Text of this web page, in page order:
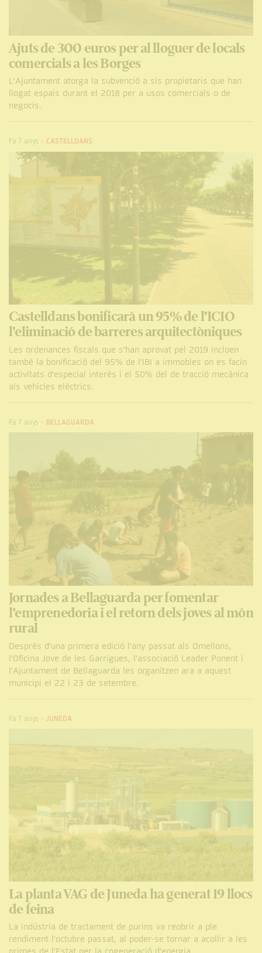
Ajuts de 300 euros per al lloguer de locals
comercials a les Borges
L'Ajuntament atorga la subvenció a sis propietaris que han
llogat espais durant el 2018 per a usos comercials o de
negocis.
Fa 7 anys - CASTELLDANS
Castelldans bonificarà un 95% de l'ICIO
l'eliminació de barreres arquitectòniques
Les ordenances fiscals que s'han aprovat pel 2019 incloen
també la bonificació del 95% de l'IBI a immobles on es facin
activitats d'especial interès i el 50% del de tracció mecànica
als vehicles elèctrics.
Fa 7 anys - BELLAGUARDA
Jornades a Bellaguarda per fomentar
l’emprenedoria i el retorn dels joves al món
rural
Després d'una primera edició l'any passat als Omellons,
l'Oficina Jove de les Garrigues, l'associació Leader Ponent i
l'Ajuntament de Bellaguarda les organitzen ara a aquest
municipi el 22 i 23 de setembre.
Fa 7 anys -JUNEDA
La planta VAG de Juneda ha generat 19 llocs
de feina
La indústria de tractament de purins va reobrir a ple
rendiment l'octubre passat, al poder-se tornar a acollir a les